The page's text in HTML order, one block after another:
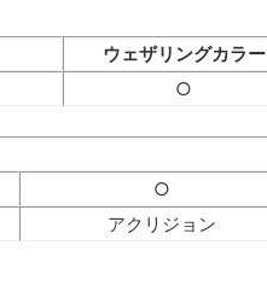
ウェザリングカラー
○
○
アクリジョン